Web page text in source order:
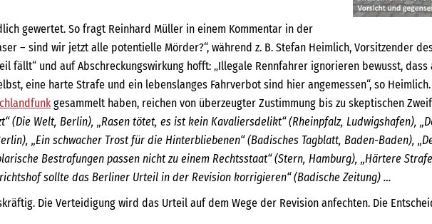
gewertet. So fragt Reinhard Müller in einem Kommentar in der
– sind wir jetzt alle potentielle Mörder?“, während z. B. Stefan Heimlich, Vorsitzender
fällt“ und auf Abschreckungswirkung hofft: „Illegale Rennfahrer ignorieren bewusst,
eine harte Strafe und ein lebenslanges Fahrverbot sind hier angemessen“, so
gesammelt haben, reichen von überzeugter Zustimmung bis zu skeptischen
(Die Welt, Berlin), „Rasen tötet, es ist kein Kavaliersdelikt“ (Rheinpfalz, Ludwigshafen),
„Ein schwacher Trost für die Hinterbliebenen“ (Badisches Tagblatt, Baden-Baden),
Bestrafungen passen nicht zu einem Rechtsstaat“ (Stern, Hamburg), „Härtere
sollte das Berliner Urteil in der Revision korrigieren“ (Badische Zeitung) …
Die Verteidigung wird das Urteil auf dem Wege der Revision anfechten. Die